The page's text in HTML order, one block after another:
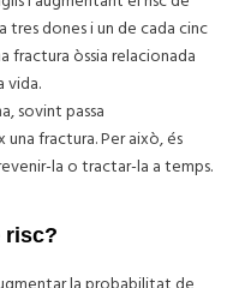
tres dones i un de cada cinc
fractura òssia relacionada
vida.
sovint passa
fractura. Per això, és
la o tractar-la a temps.
risc?